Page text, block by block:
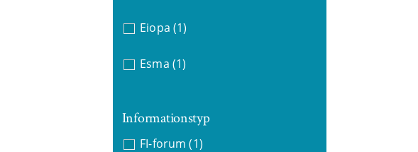
Eiopa (1)
Esma (1)
Informationstyp
FI-forum (1)